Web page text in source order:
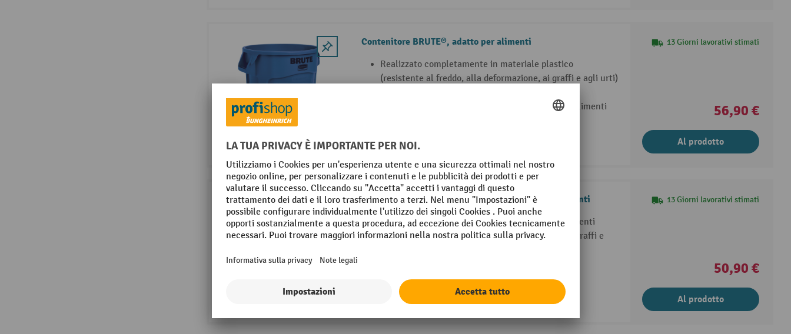
Contenitore BRUTE®, adatto per alimenti
Realizzato completamente in materiale plastico
(resistente al freddo, alla deformazione, ai graffi e agli urti)
Certificazione EN di conformità al contatto con alimenti
13 Giorni lavorativi stimati
56,90 €
Al prodotto
Coperchio per contenitore BRUTE®, adatto per alimenti
Per lo stoccaggio sicuro di grandi quantità di alimenti
In robusto polietilene (anti-rottura, resistente a graffi e
13 Giorni lavorativi stimati
50,90 €
Al prodotto